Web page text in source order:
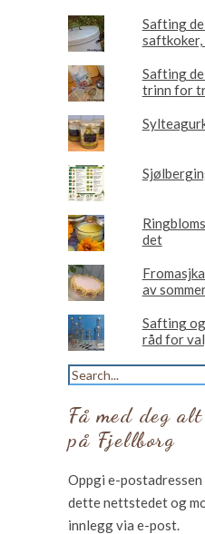
Safting
Safting
trinn for
det
av
Safting
råd for
Få med deg
på Fjellborg
Oppgi e-
dette nettstedet og
innlegg via e-post.